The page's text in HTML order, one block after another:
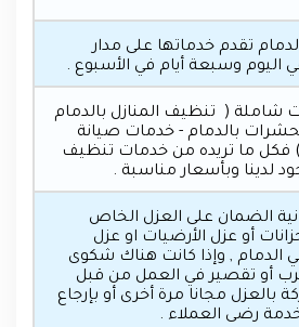
تقدم خدماتها على مدار
شاملة ( تنظيف المنازل بالدمام
بالدمام - خدمات صيانة
) فكل ما تريده من خدمات تنظيف
لدينا وبأسعار مناسبة .
الضمان على العزل الخاص
أو عزل الأرضيات او عزل
الدمام , وإذا كانت هناك شكوى
أو تقصير في العمل من قبل
بالعزل مجانا مرة أخرى أو بإرجاع
رضى العملاء .